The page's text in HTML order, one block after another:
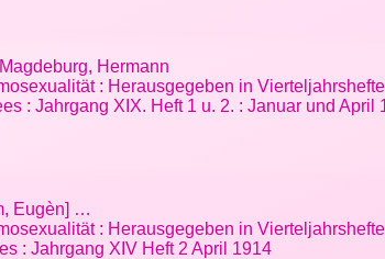
Hermann
: Herausgegeben in
: Jahrgang XIX. Heft 1 u. 2. : Januar und April
Eugèn] …
: Herausgegeben in
: Jahrgang XIV Heft 2 April 1914